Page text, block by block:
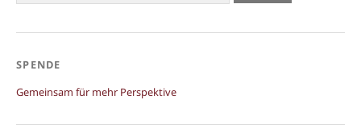
SPENDE
Gemeinsam für mehr Perspektive